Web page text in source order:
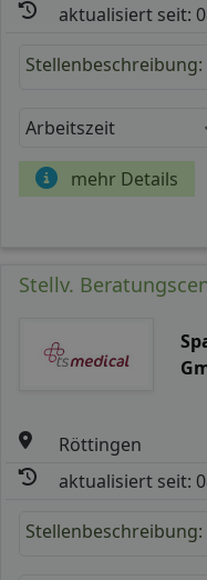
aktualisiert seit:
Stellenbeschreibung:
Arbeitszeit
mehr Details
Stellv.
Röttingen
aktualisiert seit:
Stellenbeschreibung: